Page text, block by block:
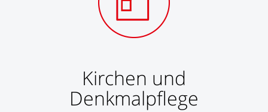
Kirchen und
Denkmalpflege